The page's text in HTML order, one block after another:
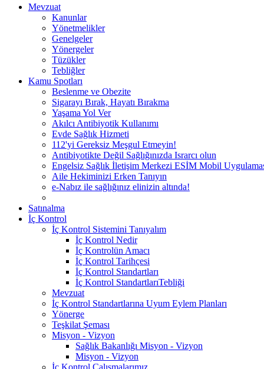
Mevzuat
Kanunlar
Yönetmelikler
Genelgeler
Yönergeler
Tüzükler
Tebliğler
Kamu Spotları
Beslenme ve Obezite
Sigarayı Bırak, Hayatı Bırakma
Yaşama Yol Ver
Akılcı Antibiyotik Kullanımı
Evde Sağlık Hizmeti
112'yi Gereksiz Meşgul Etmeyin!
Antibiyotikte Değil Sağlığınızda Israrcı olun
Engelsiz Sağlık İletişim Merkezi ESİM Mobil
Aile Hekiminizi Erken Tanıyın
e-Nabız ile sağlığınız elinizin altında!
Satınalma
İç Kontrol
İç Kontrol Sistemini Tanıyalım
İç Kontrol Nedir
İç Kontrolün Amacı
İç Kontrol Tarihçesi
İç Kontrol Standartları
İç Kontrol StandartlarıTebliği
Mevzuat
İç Kontrol Standartlarına Uyum Eylem Planları
Yönerge
Teşkilat Şeması
Misyon - Vizyon
Sağlık Bakanlığı Misyon - Vizyon
Misyon - Vizyon
İç Kontrol Çalışmalarımız